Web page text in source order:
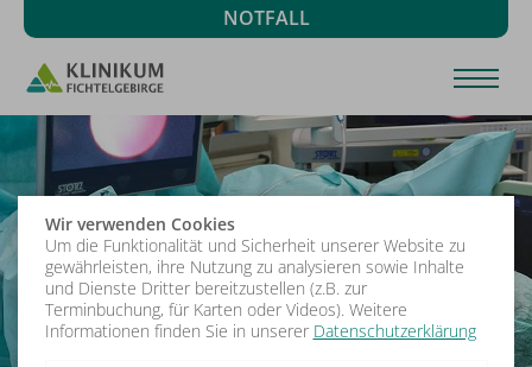
NOTFALL
Wir verwenden Cookies
Um die Funktionalität und Sicherheit unserer Website zu
gewährleisten, ihre Nutzung zu analysieren sowie Inhalte
und Dienste Dritter bereitzustellen (z.B. zur
Terminbuchung, für Karten oder Videos). Weitere
Informationen finden Sie in unserer Datenschutzerklärung